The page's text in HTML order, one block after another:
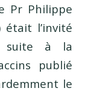
Pr Philippe
était l’invité
suite à la
publié
le